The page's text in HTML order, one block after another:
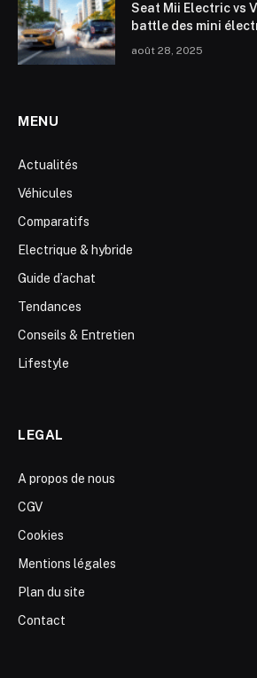
Seat Mii Electric vs
battle des mini
août 28, 2025
MENU
Actualités
Véhicules
Comparatifs
Electrique & hybride
Guide d’achat
Tendances
Conseils & Entretien
Lifestyle
LEGAL
A propos de nous
CGV
Cookies
Mentions légales
Plan du site
Contact